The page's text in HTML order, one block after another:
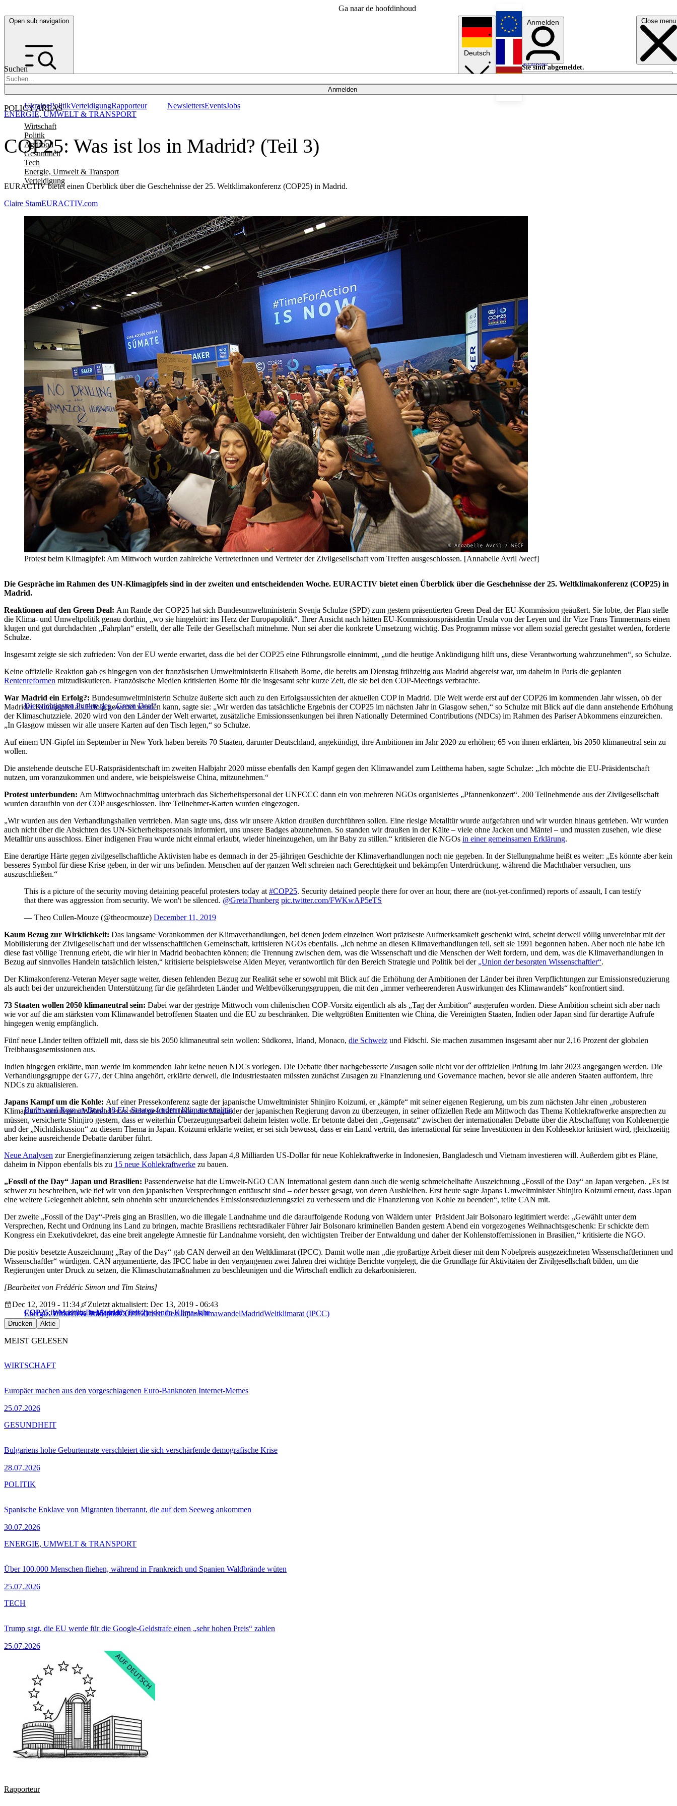
Ga naar de hoofdinhoud
Open sub navigation Close menu
Suchen
Anmelden
POLICY AREAS
Wirtschaft
Politik
Agrifood
Gesundheit
Tech
Energie, Umwelt & Transport
Verteidigung
UkrainePolitikVerteidigungRapporteur NewslettersEventsJobs
Deutsch
English
Français
Anmelden
Sie sind abgemeldet.
Anmelden
Licht aus
COP25: Was ist los in Madrid? (Teil 3)
EURACTIV bietet einen Überblick über die Geschehnisse der 25. Weltklimakonferenz (COP25) in Madrid.
ENERGIE, UMWELT & TRANSPORT
Claire StamEURACTIV.com
Protest beim Klimagipfel: Am Mittwoch wurden zahlreiche Vertreterinnen und Vertreter der Zivilgesellschaft vom Treffen ausgeschlossen. [Annabelle Avril /wecf]
Die Gespräche im Rahmen des UN-Klimagipfels sind in der zweiten und entscheidenden Woche. EURACTIV bietet einen Überblick über die Geschehnisse der 25. Weltklimakonferenz (COP25) in
Madrid.
Reaktionen auf den Green Deal: Am Rande der COP25 hat sich Bundesumweltministerin Svenja Schulze (SPD) zum gestern präsentierten Green Deal der EU-Kommission geäußert. Sie lobte, der Plan stelle
die Klima- und Umweltpolitik genau dorthin, „wo sie hingehört: ins Herz der Europapolitik“. Ihrer Ansicht nach hätten EU-Kommissionspräsidentin Ursula von der Leyen und ihr Vize Frans Timmermans einen
klugen und gut durchdachten „Fahrplan“ erstellt, der alle Teile der Gesellschaft mitnehme. Nun sei aber die konkrete Umsetzung wichtig. Das Programm müsse vor allem sozial gerecht gestaltet werden, forderte
Schulze.
Insgesamt zeigte sie sich zufrieden: Von der EU werde erwartet, dass die bei der COP25 eine Führungsrolle einnimmt, „und die heutige Ankündigung hilft uns, diese Verantwortung wahrzunehmen“, so Schulze.
Keine offizielle Reaktion gab es hingegen von der französischen Umweltministerin Elisabeth Borne, die bereits am Dienstag frühzeitig aus Madrid abgereist war, um daheim in Paris die geplanten
Rentenreformen mitzudiskutieren. Französische Medien kritisierten Borne für die insgesamt sehr kurze Zeit, die sie bei den COP-Meetings verbrachte.
Die wichtigsten Punkte des „Green Deal“
War Madrid ein Erfolg?: Bundesumweltministerin Schulze äußerte sich auch zu den Erfolgsaussichten der aktuellen COP in Madrid. Die Welt werde erst auf der COP26 im kommenden Jahr wissen, ob der
Madrider Klimagipfel als Erfolg gewertet werden kann, sagte sie: „Wir werden das tatsächliche Ergebnis der COP25 im nächsten Jahr in Glasgow sehen,“ so Schulze mit Blick auf die dann anstehende Erhöhung
der Klimaschutzziele. 2020 wird von den Länder der Welt erwartet, zusätzliche Emissionssenkungen bei ihren Nationally Determined Contributions (NDCs) im Rahmen des Pariser Abkommens einzureichen.
„In Glasgow müssen wir alle unsere Karten auf den Tisch legen,“ so Schulze.
Auf einem UN-Gipfel im September in New York haben bereits 70 Staaten, darunter Deutschland, angekündigt, ihre Ambitionen im Jahr 2020 zu erhöhen; 65 von ihnen erklärten, bis 2050 klimaneutral sein zu
wollen.
Die anstehende deutsche EU-Ratspräsidentschaft im zweiten Halbjahr 2020 müsse ebenfalls den Kampf gegen den Klimawandel zum Leitthema haben, sagte Schulze: „Ich möchte die EU-Präsidentschaft
nutzen, um voranzukommen und andere, wie beispielsweise China, mitzunehmen.“
Protest unterbunden: Am Mittwochnachmittag unterbrach das Sicherheitspersonal der UNFCCC dann ein von mehreren NGOs organisiertes „Pfannenkonzert“. 200 Teilnehmende aus der Zivilgesellschaft
wurden daraufhin von der COP ausgeschlossen. Ihre Teilnehmer-Karten wurden eingezogen.
„Wir wurden aus den Verhandlungshallen vertrieben. Man sagte uns, dass wir unsere Aktion draußen durchführen sollen. Eine riesige Metalltür wurde aufgefahren und wir wurden hinaus getrieben. Wir wurden
auch nicht über die Absichten des UN-Sicherheitspersonals informiert, uns unsere Badges abzunehmen. So standen wir draußen in der Kälte – viele ohne Jacken und Mäntel – und mussten zusehen, wie diese
Metalltür uns ausschloss. Einer indigenen Frau wurde nicht einmal erlaubt, wieder hineinzugehen, um ihr Baby zu stillen.“ kritisieren die NGOs in einer gemeinsamen Erklärung.
Eine derartige Härte gegen zivilgesellschaftliche Aktivisten habe es demnach in der 25-jährigen Geschichte der Klimaverhandlungen noch nie gegeben. In der Stellungnahme heißt es weiter: „Es könnte aber kein
besseres Symbol für diese Krise geben, in der wir uns befinden. Menschen auf der ganzen Welt schreien nach Gerechtigkeit und bekämpfen Unterdrückung, während die Machthaber versuchen, uns
auszuschließen.“
This is a picture of the security moving detaining peaceful protesters today at #COP25. Security detained people there for over an hour, there are (not-yet-confirmed) reports of assault, I can testify
that there was aggression from security. We won't be silenced. @GretaThunberg pic.twitter.com/FWKwAP5eTS
— Theo Cullen-Mouze (@theocmouze) December 11, 2019
Kaum Bezug zur Wirklichkeit: Das langsame Vorankommen der Klimaverhandlungen, bei denen jedem einzelnen Wort präziseste Aufmerksamkeit geschenkt wird, scheint derweil völlig unvereinbar mit der
Mobilisierung der Zivilgesellschaft und der wissenschaftlichen Gemeinschaft, kritisieren NGOs ebenfalls. „Ich nehme an diesen Klimaverhandlungen teil, seit sie 1991 begonnen haben. Aber noch nie habe ich
diese fast völlige Trennung erlebt, die wir hier in Madrid beobachten können; die Trennung zwischen dem, was die Wissenschaft und die Menschen der Welt fordern, und dem, was die Klimaverhandlungen in
Bezug auf sinnvolles Handeln tatsächlich leisten,“ kritisierte beispielsweise Alden Meyer, verantwortlich für den Bereich Strategie und Politik bei der „Union der besorgten Wissenschaftler“.
Der Klimakonferenz-Veteran Meyer sagte weiter, diesen fehlenden Bezug zur Realität sehe er sowohl mit Blick auf die Erhöhung der Ambitionen der Länder bei ihren Verpflichtungen zur Emissionsreduzierung
als auch bei der unzureichenden Unterstützung für die gefährdeten Länder und Weltbevölkerungsgruppen, die mit den „immer verheerenderen Auswirkungen des Klimawandels“ konfrontiert sind.
73 Staaten wollen 2050 klimaneutral sein: Dabei war der gestrige Mittwoch vom chilenischen COP-Vorsitz eigentlich als als „Tag der Ambition“ ausgerufen worden. Diese Ambition scheint sich aber nach
wie vor auf die am stärksten vom Klimawandel betroffenen Staaten und die EU zu beschränken. Die weltgrößten Emittenten wie China, die Vereinigten Staaten, Indien oder Japan sind für derartige Aufrufe
hingegen wenig empfänglich.
Fünf neue Länder teilten offiziell mit, dass sie bis 2050 klimaneutral sein wollen: Südkorea, Irland, Monaco, die Schweiz und Fidschi. Sie machen zusammen insgesamt aber nur 2,16 Prozent der globalen
Treibhausgasemissionen aus.
Indien hingegen erklärte, man werde im kommenden Jahr keine neuen NDCs vorlegen. Die Debatte über nachgebesserte Zusagen solle nicht vor der offiziellen Prüfung im Jahr 2023 angegangen werden. Die
Verhandlungsgruppe der G77, der China angehört, erklärte derweil, die Industriestaaten müssten zunächst Zusagen zu Finanzierung und Governance machen, bevor sie alle anderen Staaten auffordern, ihre
NDCs zu aktualisieren.
Berlin und Rom an Bord: 18 EU-Staaten fordern Klimaneutralität
Japans Kampf um die Kohle: Auf einer Pressekonferenz sagte der japanische Umweltminister Shinjiro Koizumi, er „kämpfe“ mit seiner eigenen Regierung, um bis zum nächsten Jahr einen „robusteren
Klimaplan“ vorzulegen. Während er es nicht geschafft habe, die Mitglieder der japanischen Regierung davon zu überzeugen, in seiner offiziellen Rede am Mittwoch das Thema Kohlekraftwerke ansprechen zu
müssen, versicherte Shinjiro gestern, dass er weiterhin Überzeugungsarbeit daheim leisten wolle. Er betonte dabei den „Gegensatz“ zwischen der internationalen Debatte über die Abschaffung von Kohleenergie
und der „Nichtdiskussion“ zu diesem Thema in Japan. Koizumi erklärte weiter, er sei sich bewusst, dass er ein Land vertritt, das international für seine Investitionen in den Kohlesektor kritisiert wird, gleichzeitig
aber keine ausreichende Debatte darüber führt.
Neue Analysen zur Energiefinanzierung zeigen tatsächlich, dass Japan 4,8 Milliarden US-Dollar für neue Kohlekraftwerke in Indonesien, Bangladesch und Vietnam investieren will. Außerdem gibt es Pläne,
daheim in Nippon ebenfalls bis zu 15 neue Kohlekraftwerke zu bauen.
„Fossil of the Day“ Japan und Brasilien: Passenderweise hat die Umwelt-NGO CAN International gestern dann auch die wenig schmeichelhafte Auszeichnung „Fossil of the Day“ an Japan vergeben. „Es ist
schwer zu beschreiben, wie tief wir von den japanischen Versprechungen enttäuscht sind – oder besser gesagt, von deren Ausbleiben. Erst heute sagte Japans Umweltminister Shinjiro Koizumi erneut, dass Japan
eine weitere Gelegenheit ablehnt, sein ohnehin sehr unzureichendes Emissionsreduzierungsziel zu verbessern und die Finanzierung von Kohle zu beenden“, teilte CAN mit.
Der zweite „Fossil of the Day“-Preis ging an Brasilien, wo die illegale Landnahme und die darauffolgende Rodung von Wäldern unter Präsident Jair Bolsonaro legitimiert werde: „Gewählt unter dem
Versprechen, Recht und Ordnung ins Land zu bringen, machte Brasiliens rechtsradikaler Führer Jair Bolsonaro kriminellen Banden gestern Abend ein vorgezogenes Weihnachtsgeschenk: Er schickte dem
Kongress ein Exekutivdekret, das eine breit angelegte Amnestie für Landnahme vorsieht, den wichtigsten Treiber der Entwaldung und daher der Kohlenstoffemissionen in Brasilien,“ kritisierte die NGO.
Die positiv besetzte Auszeichnung „Ray of the Day“ gab CAN derweil an den Weltklimarat (IPCC). Damit wolle man „die großartige Arbeit dieser mit dem Nobelpreis ausgezeichneten Wissenschaftlerinnen und
Wissenschaftler“ würdigen. CAN argumentierte, das IPCC habe in den vergangenen zwei Jahren drei wichtige Berichte vorgelegt, die die Grundlage für Aktivitäten der Zivilgesellschaft bilden, um die
Regierungen unter Druck zu setzen, die Klimaschutzmaßnahmen zu beschleunigen und die Wirtschaft endlich zu dekarbonisieren.
[Bearbeitet von Frédéric Simon und Tim Steins]
COP25: Was ist los in Madrid?
COP25: Was ist los in Madrid? (Teil 2)
COP25 in Madrid: Der Start ins entscheidende Klima-Jahr
Dec 12, 2019 - 11:34
Zuletzt aktualisiert: Dec 13, 2019 - 06:43
Energie, Umwelt & TransportCOP25Green DealJapanKlimawandelMadridWeltklimarat (IPCC)
Drucken Aktie
MEIST GELESEN
Europäer machen aus den vorgeschlagenen Euro-Banknoten Internet-Memes
25.07.2026
WIRTSCHAFT
Bulgariens hohe Geburtenrate verschleiert die sich verschärfende demografische Krise
28.07.2026
GESUNDHEIT
Spanische Enklave von Migranten überrannt, die auf dem Seeweg ankommen
30.07.2026
POLITIK
Über 100.000 Menschen fliehen, während in Frankreich und Spanien Waldbrände wüten
25.07.2026
ENERGIE, UMWELT & TRANSPORT
Trump sagt, die EU werde für die Google-Geldstrafe einen „sehr hohen Preis“ zahlen
25.07.2026
TECH
Rapporteur